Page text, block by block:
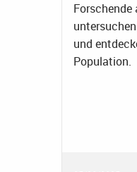
Forschende
und
Population.